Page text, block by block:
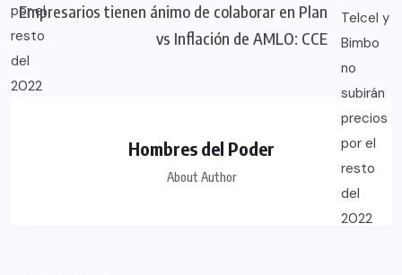
Empresarios tienen ánimo de colaborar en Plan
vs Inflación de AMLO: CCE
Hombres del Poder
About Author